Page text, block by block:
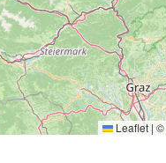
Leaflet | ©